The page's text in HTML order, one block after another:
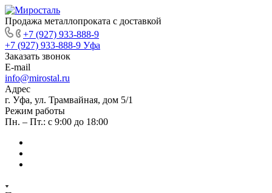
Продажа металлопроката с доставкой
+7 (927) 933-888-9
+7 (927) 933-888-9 Уфа
Заказать звонок
E-mail
info@mirostal.ru
Адрес
г. Уфа, ул. Трамвайная, дом 5/1
Режим работы
Пн. – Пт.: с 9:00 до 18:00